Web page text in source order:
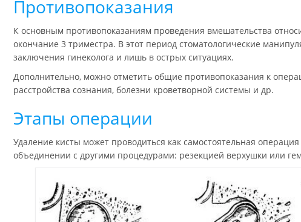
Противопоказания
К основным противопоказаниям проведения вмешательства
окончание 3 триместра. В этот период стоматологические
заключения гинеколога и лишь в острых ситуациях.
Дополнительно, можно отметить общие противопоказания к
расстройства сознания, болезни кроветворной системы и др.
Этапы операции
Удаление кисты может проводиться как самостоятельная
объединении с другими процедурами: резекцией верхушки или